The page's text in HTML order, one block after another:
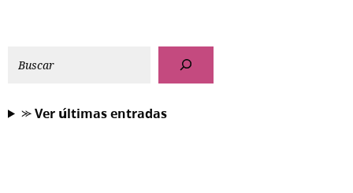
⪼ 𝗩𝗲𝗿 𝘂́𝗹𝘁𝗶𝗺𝗮𝘀 𝗲𝗻𝘁𝗿𝗮𝗱𝗮𝘀